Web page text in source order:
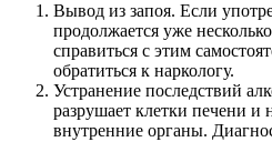
Вывод из запоя. Если
продолжается уже
справиться с этим
обратиться к наркологу.
Устранение последствий
разрушает клетки печени и
внутренние органы.